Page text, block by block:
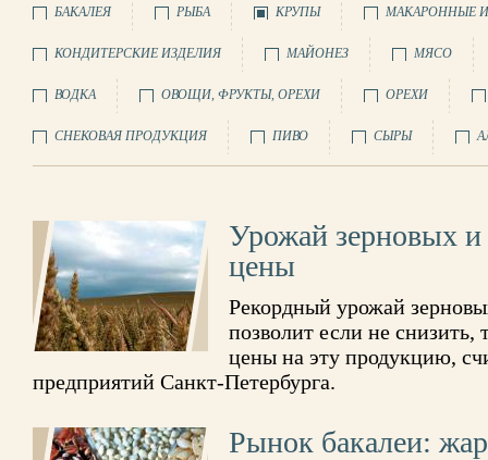
БАКАЛЕЯ РЫБА КРУПЫ МАКАРОННЫЕ
КОНДИТЕРСКИЕ ИЗДЕЛИЯ МАЙОНЕЗ МЯСО
ВОДКА ОВОЩИ, ФРУКТЫ, ОРЕХИ ОРЕХИ
СНЕКОВАЯ ПРОДУКЦИЯ ПИВО СЫРЫ
Урожай зерновых и
цены
Рекордный урожай
позволит если не снизить,
цены на эту продукцию,
предприятий Санкт-Петербурга.
Рынок бакалеи: